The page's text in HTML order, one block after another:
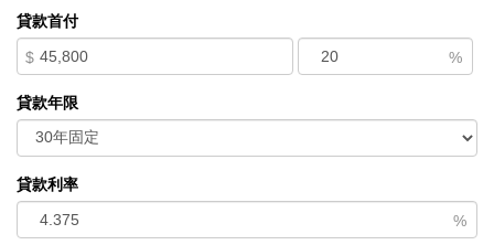
access to the 5 and 55 freeways. Land lease is $2,189 per
month. A rare opportunity to own a beautifully appointed home
that combines style, comfort, and convenience in one of
Tustinâ€™s most desirable communities.
貸款首付
$ %
貸款年限
貸款利率
%